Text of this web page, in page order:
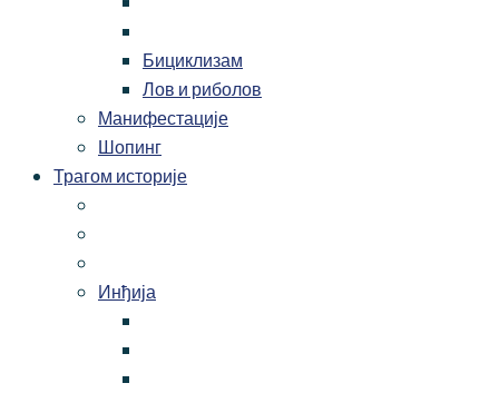
Бициклизам
Лов и риболов
Манифестације
Шопинг
Трагом историје
Инђија